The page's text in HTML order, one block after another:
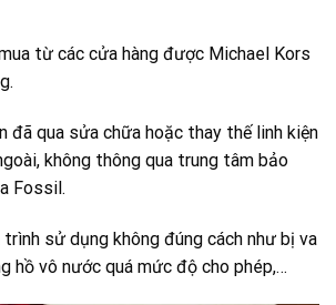
từ các cửa hàng được Michael Kors
đã qua sửa chữa hoặc thay thế linh kiện
không thông qua trung tâm bảo
Fossil.
sử dụng không đúng cách như bị va
hồ vô nước quá mức độ cho phép,…